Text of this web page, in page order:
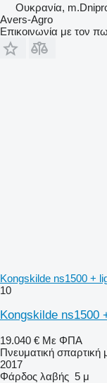
Ουκρανία,
Avers-Agro
Επικοινωνία με τον
Kongskilde ns1500 +
10
Kongskilde ns1500
19.040 € Με ΦΠΑ
Πνευματική σπαρτική
2017
Φάρδος λαβής 5 μ